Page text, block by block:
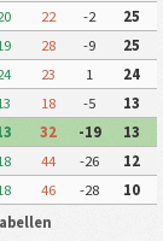
22 -2
25
28 -9
25
23 1
24
18 -5
13
32 -19
13
44 -26
12
46 -28
10